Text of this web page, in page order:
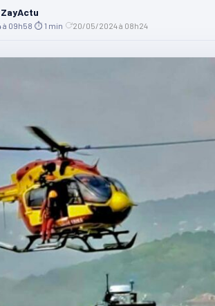
à 09h58 ⏱ 1 min 20/05/2024 à 08h24